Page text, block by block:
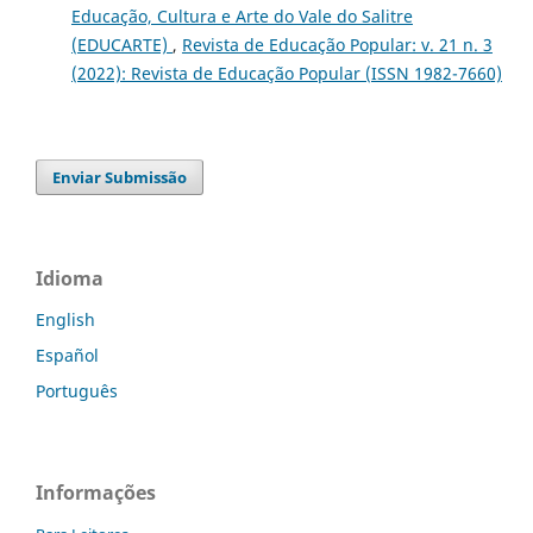
Educação, Cultura e Arte do Vale do Salitre
(EDUCARTE) , Revista de Educação Popular: v. 21 n. 3
(2022): Revista de Educação Popular (ISSN 1982-7660)
Enviar Submissão
Idioma
English
Español
Português
Informações